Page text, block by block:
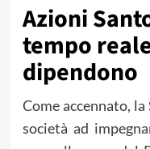
Azioni
tempo
dipendono
Come accennato,
società ad